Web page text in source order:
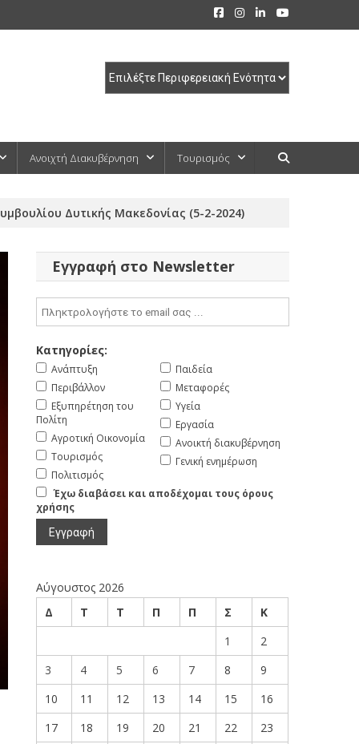
Ανοιχτή Διακυβέρνηση Τουρισμός
Δυτικής Μακεδονίας (5-2-2024)
Εγγραφή στο Newsletter
Κατηγορίες:
Ανάπτυξη
Περιβάλλον
Εξυπηρέτηση του
Πολίτη
Αγροτική Οικονομία
Τουρισμός
Πολιτισμός
Παιδεία
Μεταφορές
Υγεία
Εργασία
Ανοικτή διακυβέρνηση
Γενική ενημέρωση
Έχω διαβάσει και αποδέχομαι τους όρους
χρήσης
Αύγουστος 2026
Δ
Τ Τ Π Π Σ
Κ
1
2
3
4 5 6 7 8
9
10
11 12 13 14 15
16
17
18 19 20 21 22
23